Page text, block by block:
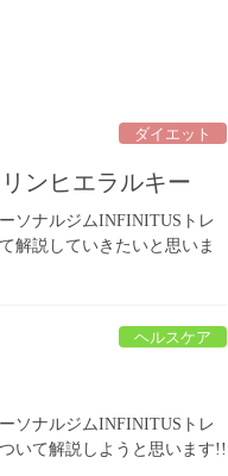
ダイエット
ンヒエラルキー
ソナルジムINFINITUSトレ
解説していきたいと思いま
ヘルスケア
ソナルジムINFINITUSトレ
いて解説しようと思います!!